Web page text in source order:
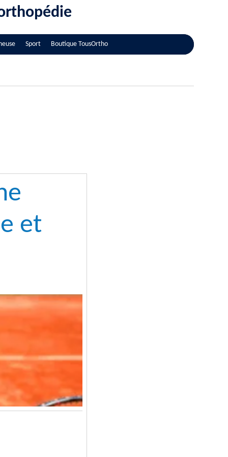
Sport Boutique TousOrtho
et